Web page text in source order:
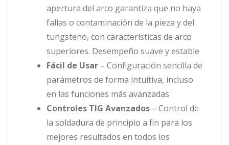
apertura del arco garantiza que no haya
fallas o contaminación de la pieza y del
tungsteno, con características de arco
superiores. Desempeño suave y estable
Fácil de Usar – Configuración sencilla de
parámetros de forma intuitiva, incluso
en las funciones más avanzadas
Controles TIG Avanzados – Control de
la soldadura de principio a fin para los
mejores resultados en todos los